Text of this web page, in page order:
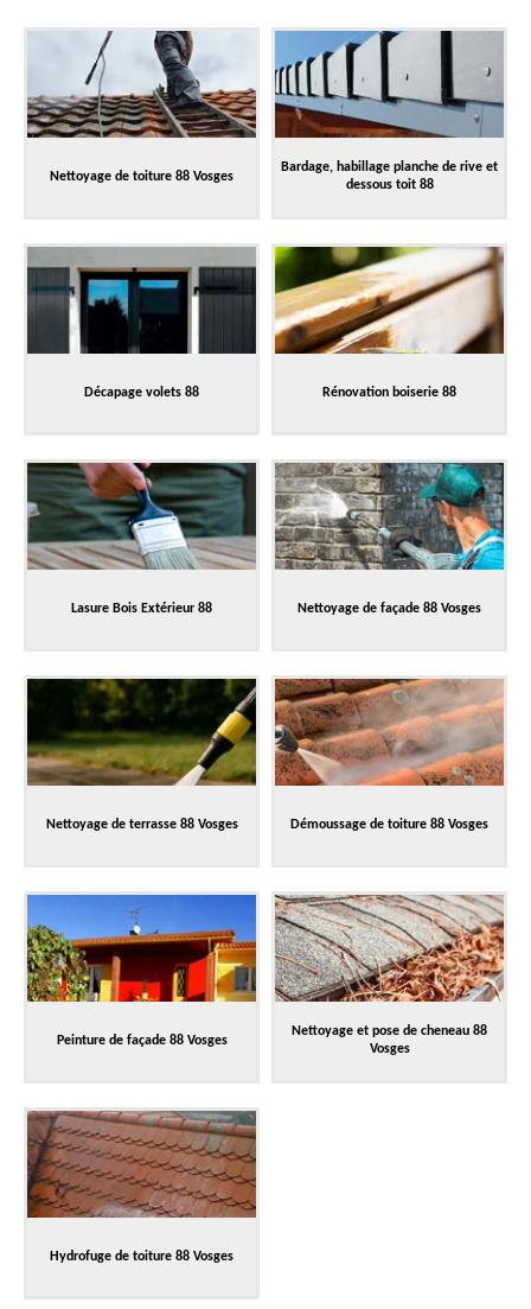
Nettoyage de toiture 88 Vosges
Bardage, habillage planche de rive et
dessous toit 88
Décapage volets 88 Rénovation boiserie 88
Lasure Bois Extérieur 88 Nettoyage de façade 88 Vosges
Nettoyage de terrasse 88 Vosges Démoussage de toiture 88 Vosges
Peinture de façade 88 Vosges
Nettoyage et pose de cheneau 88
Vosges
Hydrofuge de toiture 88 Vosges